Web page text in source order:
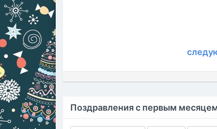
Поздравления с первым